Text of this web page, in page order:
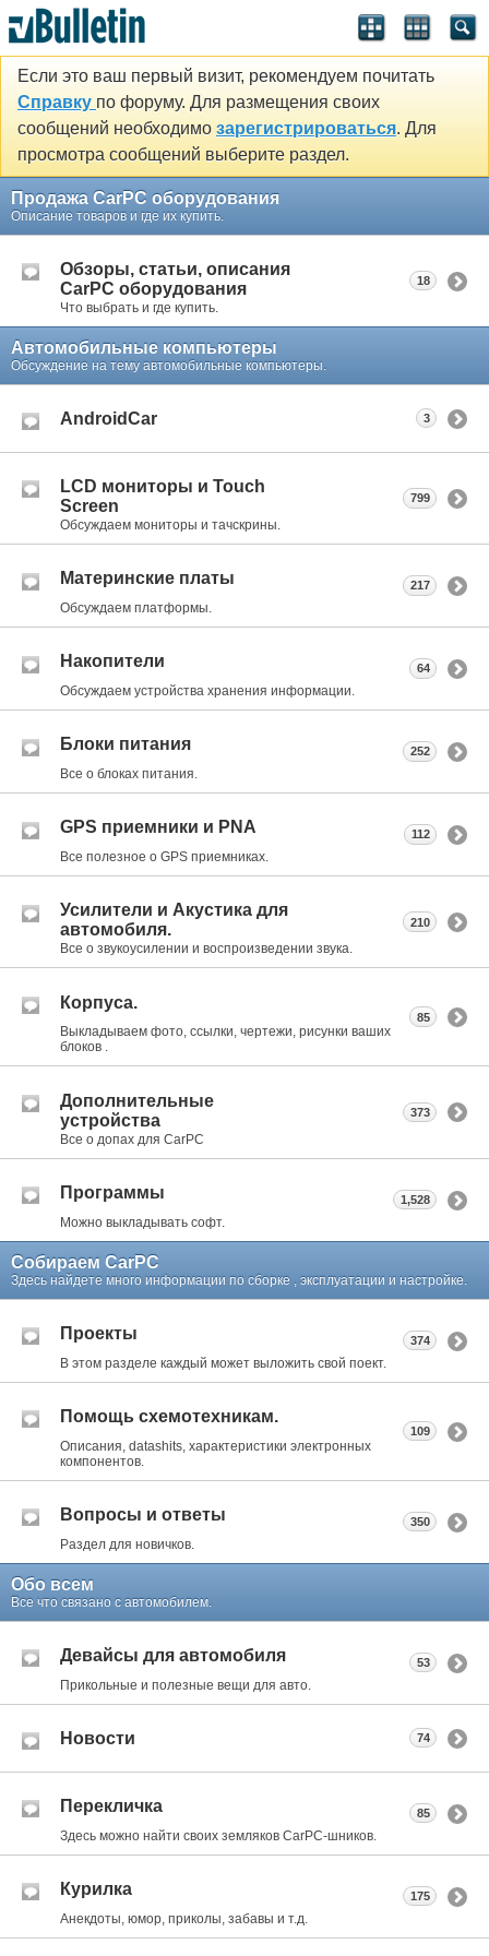
Если это ваш первый визит, рекомендуем почитать
Справку по форуму. Для размещения своих
сообщений необходимо зарегистрироваться. Для
просмотра сообщений выберите раздел.
Продажа CarPC оборудования
Описание товаров и где их купить.
Обзоры, статьи, описания
CarPC оборудования
Что выбрать и где купить.
18
Автомобильные компьютеры
Обсуждение на тему автомобильные компьютеры.
AndroidCar 3
LCD мониторы и Touch
Screen
Обсуждаем мониторы и тачскрины.
799
Материнские платы
Обсуждаем платформы.
217
Накопители
Обсуждаем устройства хранения информации.
64
Блоки питания
Все о блоках питания.
252
GPS приемники и PNA
Все полезное о GPS приемниках.
112
Усилители и Акустика для
автомобиля.
Все о звукоусилении и воспроизведении звука.
210
Корпуса.
Выкладываем фото, ссылки, чертежи, рисунки ваших
блоков .
85
Дополнительные
устройства
Все о допах для CarPC
373
Программы
Можно выкладывать софт.
1,528
Собираем CarPC
Здесь найдете много информации по сборке , эксплуатации и настройке.
Проекты
В этом разделе каждый может выложить свой поект.
374
Помощь схемотехникам.
Описания, datashits, характеристики электронных
компонентов.
109
Вопросы и ответы
Раздел для новичков.
350
Обо всем
Все что связано с автомобилем.
Девайсы для автомобиля
Прикольные и полезные вещи для авто.
53
Новости 74
Перекличка
Здесь можно найти своих земляков CarPC-шников.
85
Курилка
Анекдоты, юмор, приколы, забавы и т.д.
175